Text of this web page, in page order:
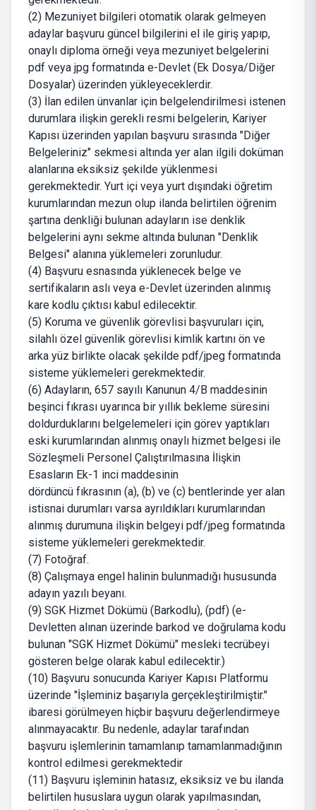
(2) Mezuniyet bilgileri otomatik olarak gelmeyen
adaylar başvuru güncel bilgilerini el ile giriş yapıp,
onaylı diploma örneği veya mezuniyet belgelerini
pdf veya jpg formatında e-Devlet (Ek Dosya/Diğer
Dosyalar) üzerinden yükleyeceklerdir.
(3) İlan edilen ünvanlar için belgelendirilmesi istenen
durumlara ilişkin gerekli resmi belgelerin, Kariyer
Kapısı üzerinden yapılan başvuru sırasında "Diğer
Belgeleriniz" sekmesi altında yer alan ilgili doküman
alanlarına eksiksiz şekilde yüklenmesi
gerekmektedir. Yurt içi veya yurt dışındaki öğretim
kurumlarından mezun olup ilanda belirtilen öğrenim
şartına denkliği bulunan adayların ise denklik
belgelerini aynı sekme altında bulunan "Denklik
Belgesi" alanına yüklemeleri zorunludur.
(4) Başvuru esnasında yüklenecek belge ve
sertifikaların aslı veya e-Devlet üzerinden alınmış
kare kodlu çıktısı kabul edilecektir.
(5) Koruma ve güvenlik görevlisi başvuruları için,
silahlı özel güvenlik görevlisi kimlik kartını ön ve
arka yüz birlikte olacak şekilde pdf/jpeg formatında
sisteme yüklemeleri gerekmektedir.
(6) Adayların, 657 sayılı Kanunun 4/B maddesinin
beşinci fıkrası uyarınca bir yıllık bekleme süresini
doldurduklarını belgelemeleri için görev yaptıkları
eski kurumlarından alınmış onaylı hizmet belgesi ile
Sözleşmeli Personel Çalıştırılmasına İlişkin
Esasların Ek-1 inci maddesinin
dördüncü fıkrasının (a), (b) ve (c) bentlerinde yer alan
istisnai durumları varsa ayrıldıkları kurumlarından
alınmış durumuna ilişkin belgeyi pdf/jpeg formatında
sisteme yüklemeleri gerekmektedir.
(7) Fotoğraf.
(8) Çalışmaya engel halinin bulunmadığı hususunda
adayın yazılı beyanı.
(9) SGK Hizmet Dökümü (Barkodlu), (pdf) (e-
Devletten alınan üzerinde barkod ve doğrulama kodu
bulunan "SGK Hizmet Dökümü" mesleki tecrübeyi
gösteren belge olarak kabul edilecektir.)
(10) Başvuru sonucunda Kariyer Kapısı Platformu
üzerinde "İşleminiz başarıyla gerçekleştirilmiştir."
ibaresi görülmeyen hiçbir başvuru değerlendirmeye
alınmayacaktır. Bu nedenle, adaylar tarafından
başvuru işlemlerinin tamamlanıp tamamlanmadığının
kontrol edilmesi gerekmektedir
(11) Başvuru işleminin hatasız, eksiksiz ve bu ilanda
belirtilen hususlara uygun olarak yapılmasından,